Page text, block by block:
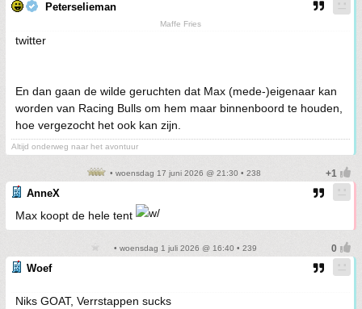
Peterselieman
Maffe Fries
twitter
En dan gaan de wilde geruchten dat Max (mede-)eigenaar kan
worden van Racing Bulls om hem maar binnenboord te houden,
hoe vergezocht het ook kan zijn.
Altijd onderweg naar het avontuur
• woensdag 17 juni 2026 @ 21:30 • 238
AnneX
Max koopt de hele tent
• woensdag 1 juli 2026 @ 16:40 • 239
Woef
Niks GOAT, Verrstappen sucks